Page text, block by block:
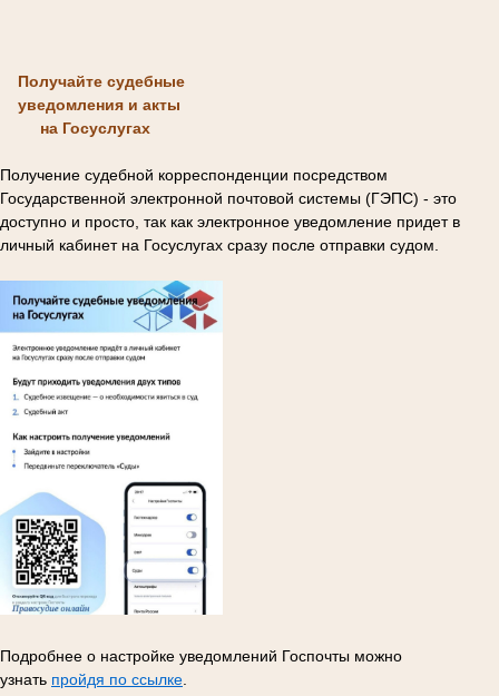
Получайте судебные
уведомления и акты
на Госуслугах
Получение судебной корреспонденции посредством
Государственной электронной почтовой системы (ГЭПС) - это
доступно и просто, так как электронное уведомление придет в
личный кабинет на Госуслугах сразу после отправки судом.
Подробнее о настройке уведомлений Госпочты можно
узнать пройдя по ссылке